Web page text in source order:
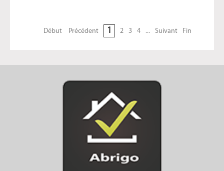
Début Précédent 1 2 3 4 ... Suivant Fin